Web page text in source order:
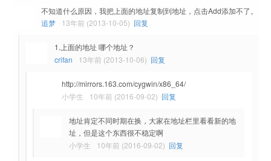
不知道什么原因，我把上面的地址复制到地址，点击Add添加不了。
追梦
13年前 (2013-10-05) 回复
1.上面的地址 哪个地址？
crifan
13年前 (2013-10-06) 回复
http://mirrors.163.com/cygwin/x86_64/
小学生
10年前 (2016-09-02) 回复
地址肯定不同时期在换，大家在地址栏里看看新的地
址，但是这个东西很不稳定啊
小学生
10年前 (2016-09-02) 回复